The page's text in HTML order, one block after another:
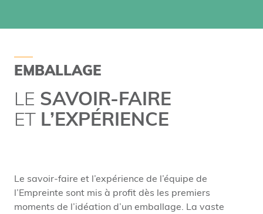
EMBALLAGE
LE SAVOIR-FAIRE
ET L’EXPÉRIENCE
Le savoir-faire et l’expérience de l’équipe de
l’Empreinte sont mis à profit dès les premiers
moments de l’idéation d’un emballage. La vaste